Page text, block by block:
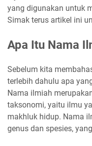
yang digunakan untuk
Simak terus artikel ini
Apa Itu Nama
Sebelum kita
terlebih dahulu apa
Nama ilmiah
taksonomi, yaitu ilmu
makhluk hidup. Nama
genus dan spesies,